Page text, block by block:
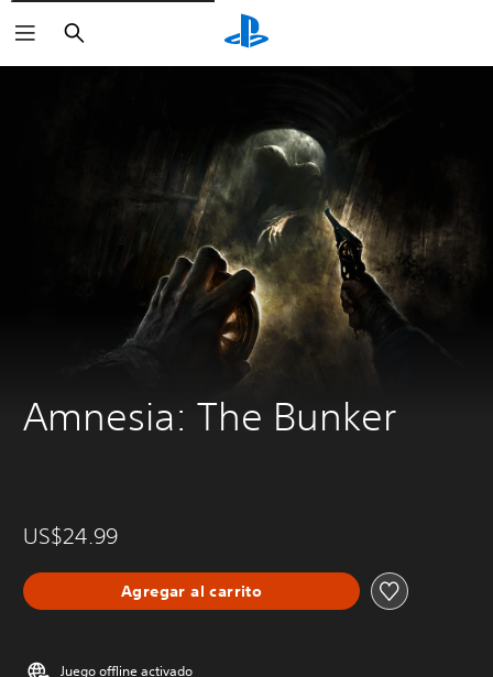
Buscar
Amnesia: The Bunker
US$24.99
Agregar al carrito
Juego offline activado